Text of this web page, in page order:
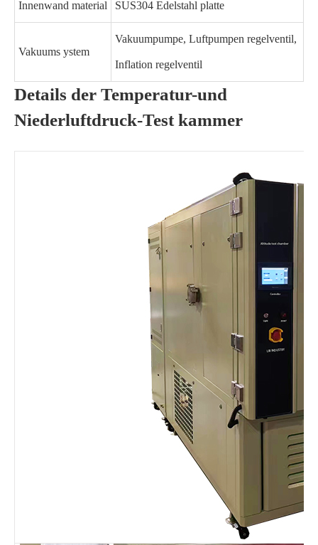
Innenwand material SUS304 Edelstahl platte
Vakuums ystem
Vakuumpumpe, Luftpumpen regelventil,
Inflation regelventil
Details der Temperatur-und
Niederluftdruck-Test kammer